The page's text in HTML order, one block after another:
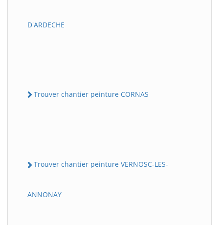
D'ARDECHE
Trouver chantier peinture CORNAS
Trouver chantier peinture VERNOSC-LES-
ANNONAY